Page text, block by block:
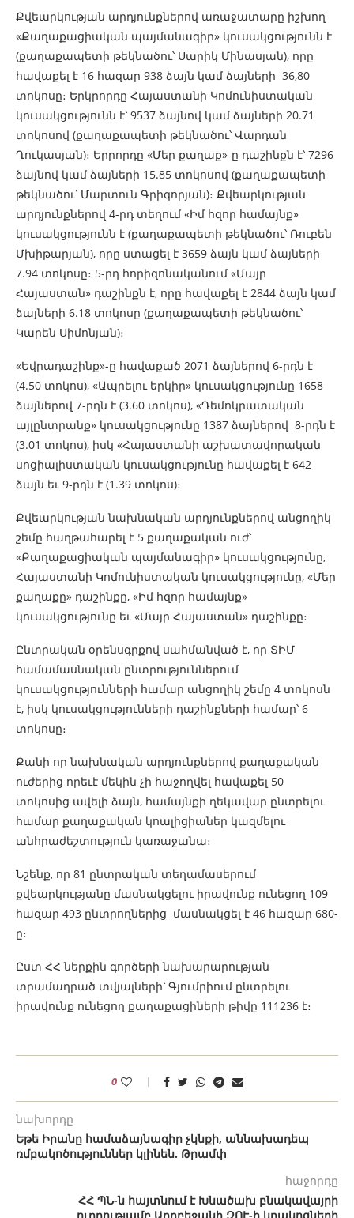
Քվեարկության արդյունքներով առաջատարը իշխող
«Քաղաքացիական պայմանագիր» կուսակցությունն է
(քաղաքապետի թեկնածու՝ Սարիկ Մինասյան), որը
հավաքել է 16 հազար 938 ձայն կամ ձայների 36,80
տոկոսը։ Երկրորդը Հայաստանի Կոմունիստական
կուսակցությունն է՝ 9537 ձայնով կամ ձայների 20.71
տոկոսով (քաղաքապետի թեկնածու՝ Վարդան
Ղուկասյան)։ Երրորդը «Մեր քաղաք»-ը դաշինքն է՝ 7296
ձայնով կամ ձայների 15.85 տոկոսով (քաղաքապետի
թեկնածու՝ Մարտուն Գրիգորյան)։ Քվեարկության
արդյունքներով 4-րդ տեղում «Իմ հզոր համայնք»
կուսակցությունն է (քաղաքապետի թեկնածու՝ Ռուբեն
Մխիթարյան), որը ստացել է 3659 ձայն կամ ձայների
7.94 տոկոսը։ 5-րդ հորիզոնականում «Մայր
Հայաստան» դաշինքն է, որը հավաքել է 2844 ձայն կամ
ձայների 6.18 տոկոսը (քաղաքապետի թեկնածու՝
Կարեն Սիմոնյան)։
«Եվրադաշինք»-ը հավաքած 2071 ձայներով 6-րդն է
(4.50 տոկոս), «Ապրելու երկիր» կուսակցությունը 1658
ձայներով 7-րդն է (3.60 տոկոս), «Դեմոկրատական
այլընտրանք» կուսակցությունը 1387 ձայներով 8-րդն է
(3.01 տոկոս), իսկ «Հայաստանի աշխատավորական
սոցիալիստական կուսակցությունը հավաքել է 642
ձայն եւ 9-րդն է (1.39 տոկոս)։
Քվեարկության նախնական արդյունքներով անցողիկ
շեմը հաղթահարել է 5 քաղաքական ուժ՝
«Քաղաքացիական պայմանագիր» կուսակցությունը,
Հայաստանի Կոմունիստական կուսակցությունը, «Մեր
քաղաքը» դաշինքը, «Իմ հզոր համայնք»
կուսակցությունը եւ «Մայր Հայաստան» դաշինքը։
Ընտրական օրենսգրքով սահմանված է, որ ՏԻՄ
համամասնական ընտրություններում
կուսակցությունների համար անցողիկ շեմը 4 տոկոսն
է, իսկ կուսակցությունների դաշինքների համար՝ 6
տոկոսը։
Քանի որ նախնական արդյունքներով քաղաքական
ուժերից որեւէ մեկին չի հաջողվել հավաքել 50
տոկոսից ավելի ձայն, համայնքի ղեկավար ընտրելու
համար քաղաքական կոալիցիաներ կազմելու
անհրաժեշտություն կառաջանա։
Նշենք, որ 81 ընտրական տեղամասերում
քվեարկությանը մասնակցելու իրավունք ունեցող 109
հազար 493 ընտրողներից մասնակցել է 46 հազար 680-
ը։
Ըստ ՀՀ ներքին գործերի նախարարության
տրամադրած տվյալների՝ Գյումրիում ընտրելու
իրավունք ունեցող քաղաքացիների թիվը 111236 է։
0
նախորդը
Եթե Իրանը համաձայնագիր չկնքի, աննախադեպ
ռմբակոծություններ կլինեն. Թրամփ
հաջորդը
ՀՀ ՊՆ-ն հայտնում է Խնածախ բնակավայրի